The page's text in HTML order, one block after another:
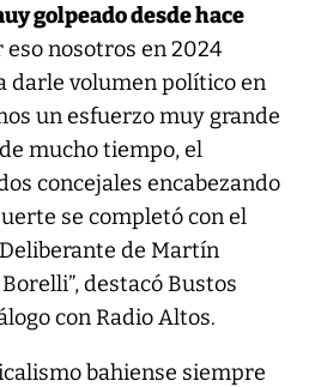
golpeado desde hace
eso nosotros en 2024
darle volumen político en
un esfuerzo muy grande
mucho tiempo, el
concejales encabezando
se completó con el
de Martín
destacó Bustos
con Radio Altos.
bahiense siempre